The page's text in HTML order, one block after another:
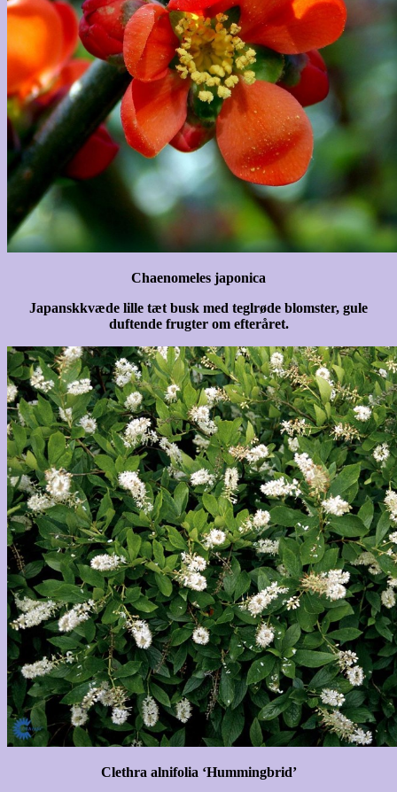
Chaenomeles japonica
Japanskkvæde lille tæt busk med teglrøde blomster, gule
duftende frugter om efteråret.
Clethra alnifolia ‘Hummingbrid’